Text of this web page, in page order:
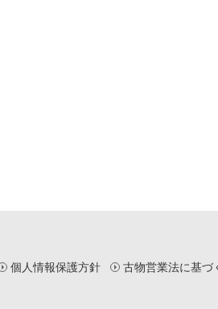
個人情報保護方針 古物営業法に基づ